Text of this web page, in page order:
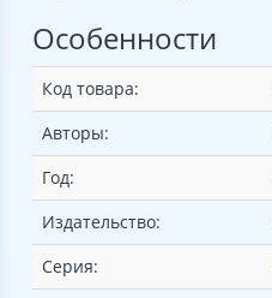
Особенности
Код товара:
Авторы:
Год:
Издательство:
Серия: